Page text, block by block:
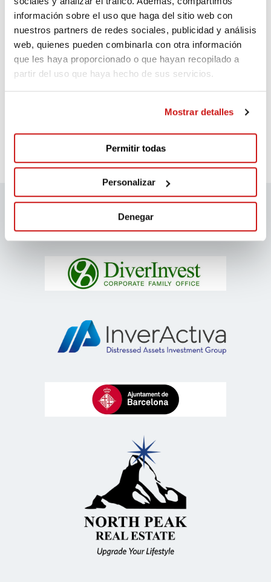
información sobre el uso que haga del sitio web con
nuestros partners de redes sociales, publicidad y análisis
web, quienes pueden combinarla con otra información
que les haya proporcionado o que hayan recopilado a
partir del uso que haya hecho de sus servicios.
Mostrar detalles
Permitir todas
Personalizar
Denegar
Comentarios (1)
Eva
animalitos consiga salvarse
Patrocinadores migranodearena